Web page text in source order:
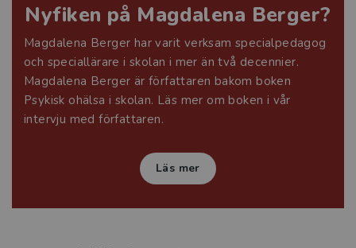
Nyfiken på Magdalena Berger?
Magdalena Berger har varit verksam specialpedagog
och speciallärare i skolan i mer än två decennier.
Magdalena Berger är författaren bakom boken
Psykisk ohälsa i skolan. Läs mer om boken i vår
intervju med författaren.
Läs mer